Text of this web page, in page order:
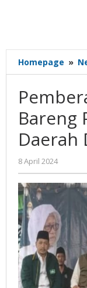
Homepage »
Bareng
Daerah
8 April 2024
Gatot